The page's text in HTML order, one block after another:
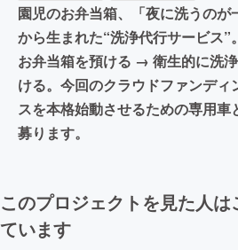
園児のお弁当箱、「夜に洗うのが
から生まれた“洗浄代行サービス”
お弁当箱を預ける → 衛生的に洗
ける。今回のクラウドファンディ
スを本格始動させるための専用車
募ります。
このプロジェクトを見た人
ています